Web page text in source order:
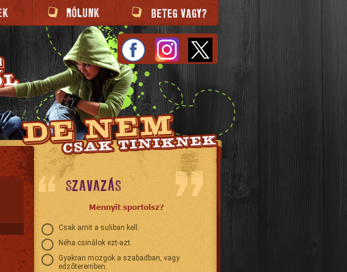
SZAVAZÁS
Mennyit sportolsz?
Csak amit a suliban kell.
Néha csinálok ezt-azt.
Gyakran mozgok a szabadban, vagy
edzőteremben.